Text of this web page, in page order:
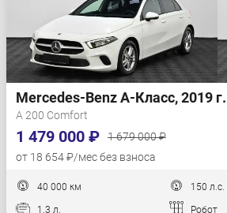
Mercedes-Benz A-Класс, 2019 г.
A 200 Comfort
1 479 000 ₽
1 679 000 ₽
от 18 654 ₽/мес без взноса
40 000 км 150 л.с.
1.3 л. Робот